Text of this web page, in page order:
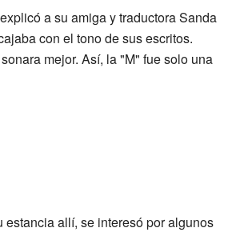
a su amiga y traductora Sanda
con el tono de sus escritos.
mejor. Así, la "M" fue solo una
allí, se interesó por algunos